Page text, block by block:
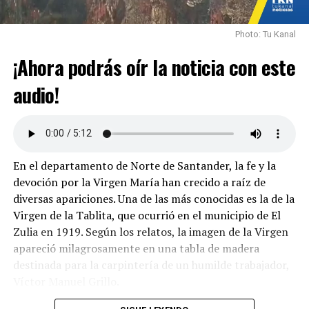
Photo: Tu Kanal
¡Ahora podrás oír la noticia con este
audio!
En el departamento de Norte de Santander, la fe y la
devoción por la Virgen María han crecido a raíz de
diversas apariciones. Una de las más conocidas es la de la
Virgen de la Tablita, que ocurrió en el municipio de El
Zulia en 1919. Según los relatos, la imagen de la Virgen
apareció milagrosamente en una tabla de madera
destinada para la carpintería de un humilde trabajador,